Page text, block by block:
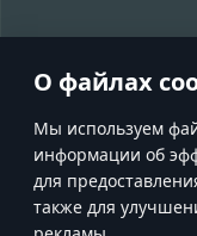
О файлах
Мы используем
информации об
для
также для